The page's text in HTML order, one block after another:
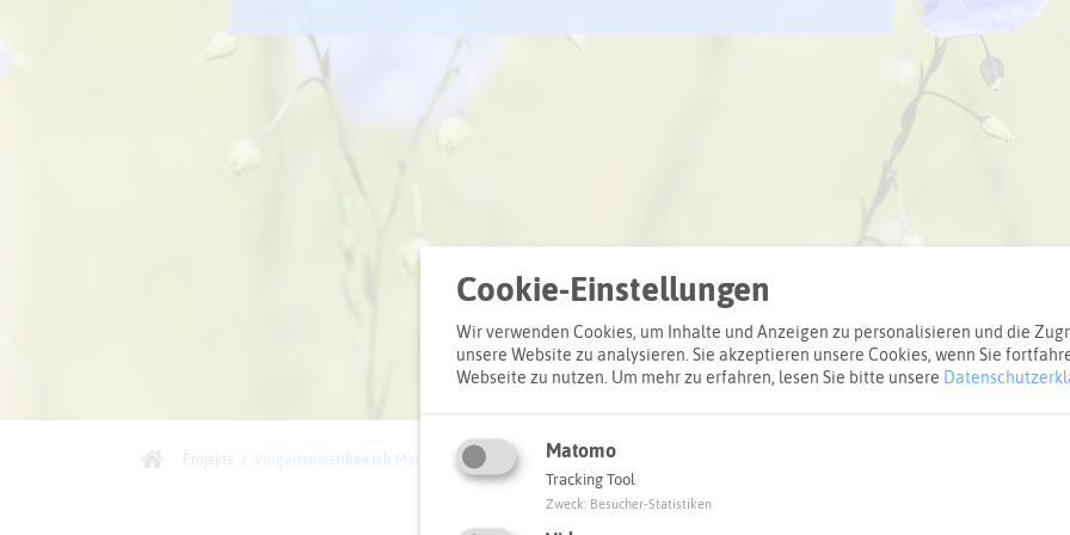
Wie
Wie
Wie
und
und
Wie
Wie
Vorgartenwettbewerb Marl
Cookie-Einstellungen
Wir verwenden Cookies, um Inhalte und Anzeigen zu personalisieren und die
unsere Website zu analysieren. Sie akzeptieren unsere Cookies, wenn Sie
Webseite zu nutzen. Um mehr zu erfahren, lesen Sie bitte unsere
Matomo
Tracking Tool
Zweck: Besucher-Statistiken